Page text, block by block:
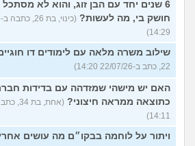
6 שנים יחד עם הבן זוג, והוא לא מסתכל
חושק בי, מה לעשות?
14:29)
שילוב משרה מלאה עם לימודים דו
22, כתב ב-22/07/26 14:20)
האם יש מישהי שמזדהה עם בדידות
כתוצאה ממראה חיצוני?
14:11)
ויתור על לוחמה בבקו״ם מה עושים